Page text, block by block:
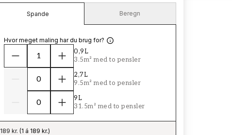
Spande Beregn
Hvor meget maling har du brug for?
0,9L
3.5m² med to pensler
2,7L
9.5m² med to pensler
9L
31.5m² med to pensler
189 kr. (1 á 189 kr.)